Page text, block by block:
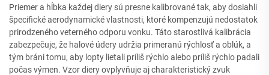
Priemer a hĺbka každej diery sú presne kalibrované tak, aby dosiahli
špecifické aerodynamické vlastnosti, ktoré kompenzujú nedostatok
prirodzeného veterného odporu vonku. Táto starostlivá kalibrácia
zabezpečuje, že halové údery udržia primeranú rýchlosť a oblúk, a
tým bráni tomu, aby lopty lietali príliš rýchlo alebo príliš rýchlo padali
počas výmen. Vzor diery ovplyvňuje aj charakteristický zvuk